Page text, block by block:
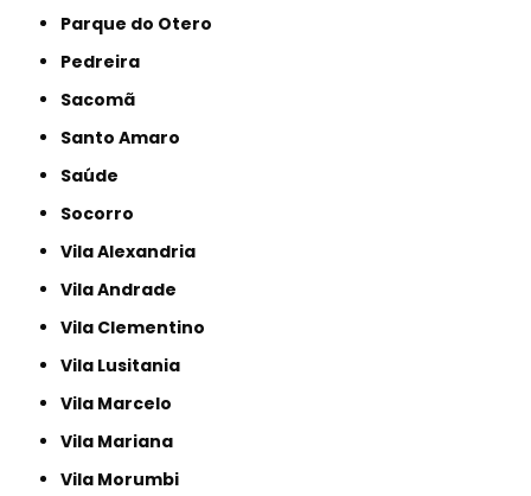
Parque do Otero
Pedreira
Sacomã
Santo Amaro
Saúde
Socorro
Vila Alexandria
Vila Andrade
Vila Clementino
Vila Lusitania
Vila Marcelo
Vila Mariana
Vila Morumbi